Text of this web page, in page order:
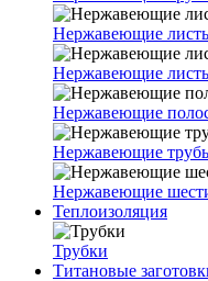
Нержавеющие
Нержавеющие
Нержавеющие
Нержавеющие
Нержавеющие
Теплоизоляция
Трубки
Титановые